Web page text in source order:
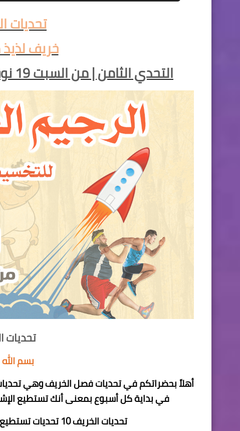
تحديات
خريف
التحدي الثامن | من السبت 19 نوفمبر حتى الجمعة 25 نوفمبر 2022
تحديات
بسم
أهلاً بحضراتكم في تحديات فصل الخريف وهي
في بداية كل أسبوع بمعنى أنك تستطيع
تحديات الخريف 10 تحديات تستطيع الإشتراك فيهم جميعاً أو أي عدد تريده